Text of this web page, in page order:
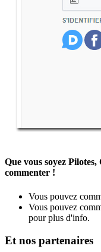
Que vous soyez
commenter !
Vous pouvez
Vous pouvez
pour plus d'info.
Et nos partenaires